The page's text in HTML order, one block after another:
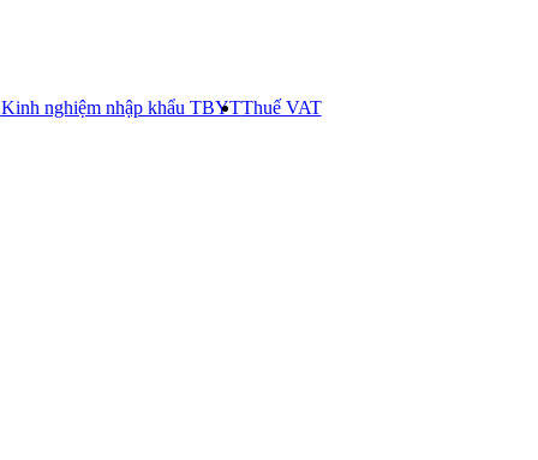
Kinh nghiệm nhập khẩu TBYTThuế VAT